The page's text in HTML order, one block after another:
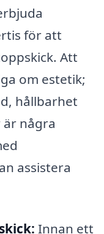
för att
Att
om estetik;
hållbarhet
några
assistera
Innan ett